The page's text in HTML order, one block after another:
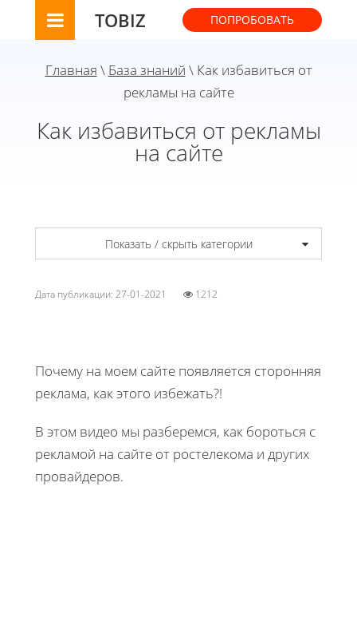
TOBIZ ПОПРОБОВАТЬ
Главная \ База знаний \ Как избавиться от
рекламы на сайте
Как избавиться от рекламы
на сайте
Показать / скрыть категории
Дата публикации: 27-01-2021 1212
Почему на моем сайте появляется сторонняя
реклама, как этого избежать?!
В этом видео мы разберемся, как бороться с
рекламой на сайте от ростелекома и других
провайдеров.